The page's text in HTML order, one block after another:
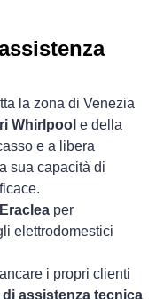
la zona di Venezia
Whirlpool e della
e a libera
sua capacità di
per
elettrodomestici
i propri clienti
assistenza tecnica